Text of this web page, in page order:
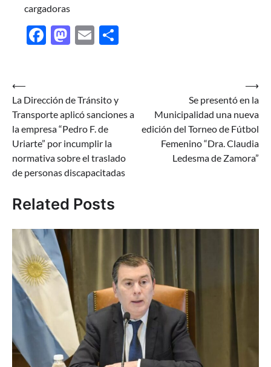
cargadoras
Facebook
Mastodon
Email
Navegación
de
entradas
⟵
La Dirección de Tránsito y
Transporte aplicó sanciones a
la empresa “Pedro F. de
Uriarte” por incumplir la
normativa sobre el traslado
de personas discapacitadas
Se presentó en la
Municipalidad una nueva
edición del Torneo de Fútbol
Femenino “Dra. Claudia
Ledesma de Zamora”
⟶
Related Posts